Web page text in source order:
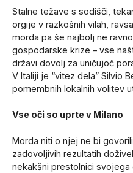
Stalne težave s sodišči,
orgije v razkošnih vilah,
morda pa še najbolj ne
gospodarske krize – vse
državi dovolj za uničujoč
V Italiji je “vitez dela” Silvio
pomembnih lokalnih volitev
Vse oči so uprte v Milano
Morda niti o njej ne bi
zadovoljivih rezultatih
nekakšni prestolnici svojega